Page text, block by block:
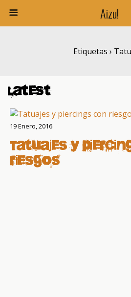
Aizu!
Etiquetas ›
Latest
19 Enero, 2016
Tatuajes y
riesgos